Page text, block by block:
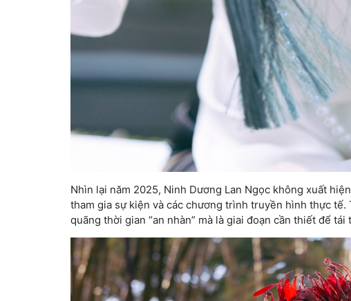
Nhìn lại năm 2025, Ninh Dương Lan Ngọc không xuất
tham gia sự kiện và các chương trình truyền hình thực
quãng thời gian “an nhàn” mà là giai đoạn cần thiết để tái